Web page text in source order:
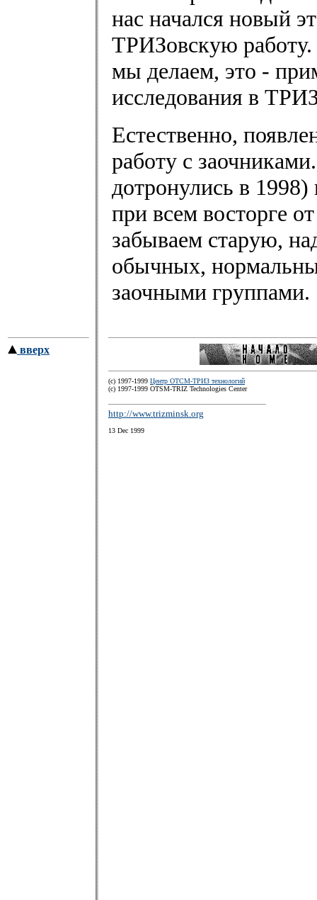
нас начался новый
ТРИЗовскую работу.
мы делаем, это -
исследования в
Естественно,
работу с
дотронулись в
при всем восторге
забываем старую,
обычных,
заочными группами.
вверх
(c) 1997-1999 Центр ОТСМ-ТРИЗ технологий
(с) 1997-1999 OTSM-TRIZ Technologies Center
http://www.trizminsk.org
13 Dec 1999